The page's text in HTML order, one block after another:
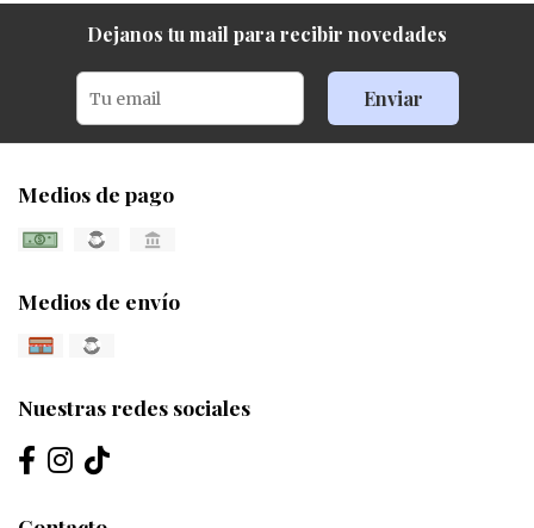
Dejanos tu mail para recibir novedades
Enviar
Medios de pago
Medios de envío
Nuestras redes sociales